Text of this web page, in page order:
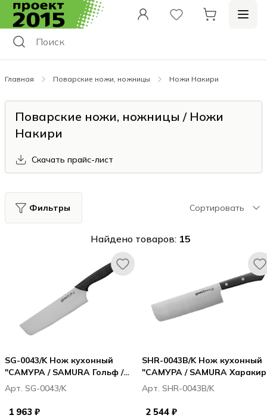
Главная Поварские ножи, ножницы Ножи Накири
Поварские ножи, ножницы / Ножи
Накири
Скачать прайс-лист
Фильтры Сортировать
Найдено товаров: 15
SG-0043/K Нож кухонный
"САМУРА / SAMURA Гольф /
Golf" Накири 167 мм, AUS-8
Арт. SG-0043/K
1 963 ₽
SHR-0043B/K Нож кухонный
"САМУРА / SAMURA
Harakiri" накири 170 мм,
корроз.-стойкая сталь, ABS
пластик
Арт. SHR-0043B/K
2 544 ₽